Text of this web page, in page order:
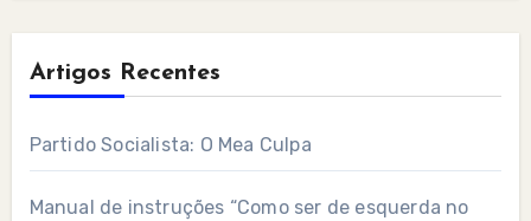
Artigos Recentes
Partido Socialista: O Mea Culpa
Manual de instruções “Como ser de esquerda no